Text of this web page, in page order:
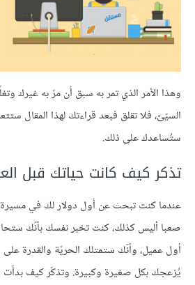
وهذا الأمر الذي تمر به سبق أن مرّ به غيرك
السيّئ، فلا تقلق فبعد قراءتك لهذا المقال
ستُساعدك على ذلك.
تذكر كيف كانت حياتك قبل
عندما كنت تبحث عن أول دولار لك في مسيرة
صعبا أليس كذلك، كنت تخبر نفسك بأنّك
أول عميل، وأنّك ستمتلك الحريّة والقدرة
يُزعجك بكل صغيرة وكبيرة. وتذكّر كيف بدأت